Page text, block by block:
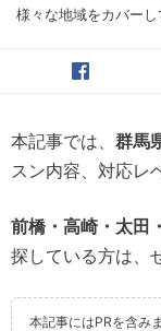
様々な地域をカバーし
本記事では、 群馬
スン内容、対応レ
前橋・高崎・太田
探している方は、
本記事にはPRを含み